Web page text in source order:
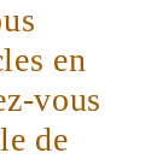
en
vous
de